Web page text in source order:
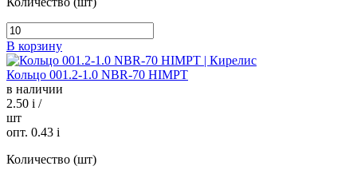
В корзину
Кольцо 001.2-1.0 NBR-70 HIMPT
в наличии
2.50 i /
шт
опт. 0.43 i
Количество (шт)